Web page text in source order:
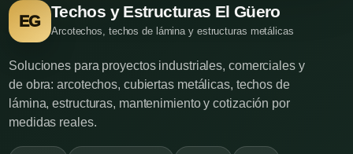
EG
Techos y Estructuras El Güero
Arcotechos, techos de lámina y estructuras metálicas
Soluciones para proyectos industriales, comerciales y
de obra: arcotechos, cubiertas metálicas, techos de
lámina, estructuras, mantenimiento y cotización por
medidas reales.